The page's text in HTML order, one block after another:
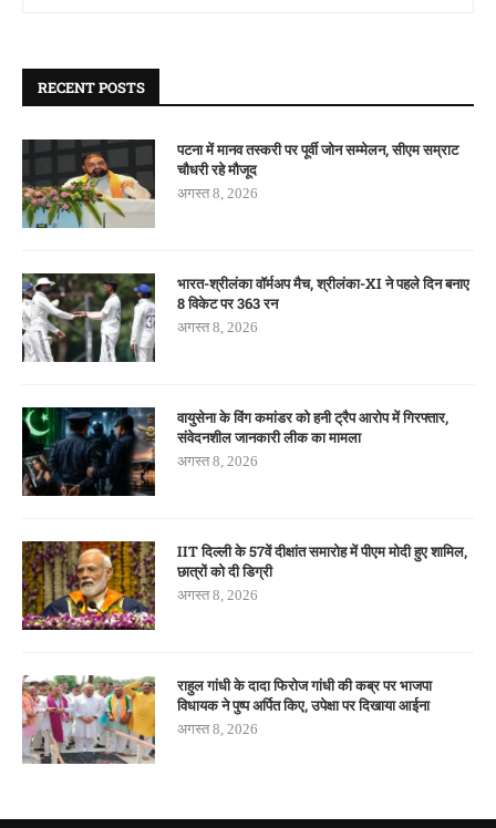
RECENT POSTS
पटना में मानव तस्करी पर पूर्वी जोन सम्मेलन, सीएम सम्राट
चौधरी रहे मौजूद
अगस्त 8, 2026
भारत-श्रीलंका वॉर्मअप मैच, श्रीलंका-XI ने पहले दिन बनाए
8 विकेट पर 363 रन
अगस्त 8, 2026
वायुसेना के विंग कमांडर को हनी ट्रैप आरोप में गिरफ्तार,
संवेदनशील जानकारी लीक का मामला
अगस्त 8, 2026
IIT दिल्ली के 57वें दीक्षांत समारोह में पीएम मोदी हुए शामिल,
छात्रों को दी डिग्री
अगस्त 8, 2026
राहुल गांधी के दादा फिरोज गांधी की कब्र पर भाजपा
विधायक ने पुष्प अर्पित किए, उपेक्षा पर दिखाया आईना
अगस्त 8, 2026